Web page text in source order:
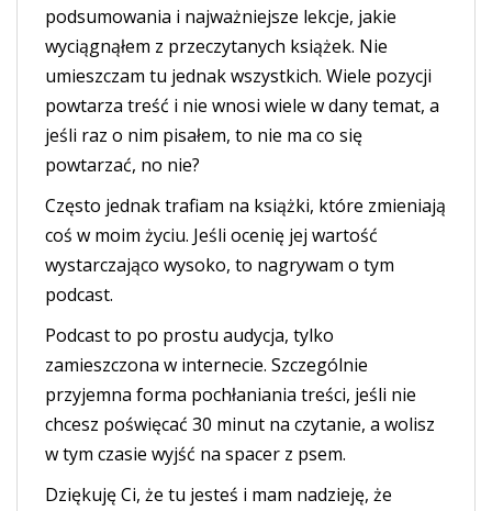
podsumowania i najważniejsze lekcje, jakie
wyciągnąłem z przeczytanych książek. Nie
umieszczam tu jednak wszystkich. Wiele pozycji
powtarza treść i nie wnosi wiele w dany temat, a
jeśli raz o nim pisałem, to nie ma co się
powtarzać, no nie?
Często jednak trafiam na książki, które zmieniają
coś w moim życiu. Jeśli ocenię jej wartość
wystarczająco wysoko, to nagrywam o tym
podcast.
Podcast to po prostu audycja, tylko
zamieszczona w internecie. Szczególnie
przyjemna forma pochłaniania treści, jeśli nie
chcesz poświęcać 30 minut na czytanie, a wolisz
w tym czasie wyjść na spacer z psem.
Dziękuję Ci, że tu jesteś i mam nadzieję, że